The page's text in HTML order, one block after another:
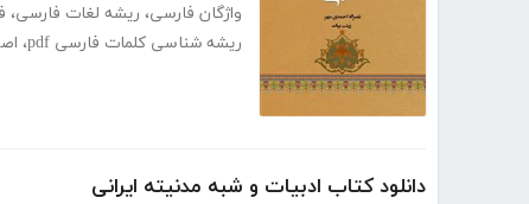
واژگان فارسی، ریشه لغات فارسی،
ریشه شناسی کلمات فارسی pdf
،
دانلود کتاب ادبیات و شبه مدنیته ایرانی